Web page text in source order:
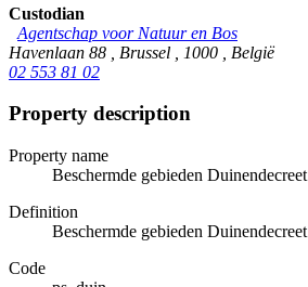
Custodian
Agentschap voor Natuur en Bos
Havenlaan 88 , Brussel , 1000 , België
02 553 81 02
Property description
Property name
Beschermde gebieden Duinendecreet
Definition
Beschermde gebieden Duinendecreet
Code